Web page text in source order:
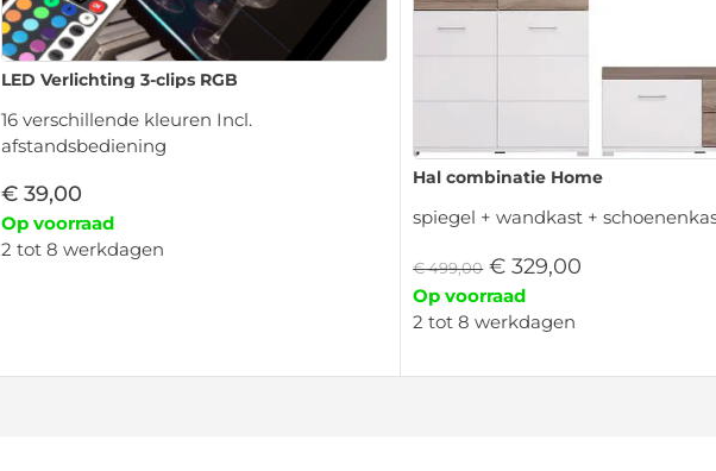
LED Verlichting 3-clips RGB
16 verschillende kleuren Incl.
afstandsbediening
€39,00
Op voorraad
2 tot 8 werkdagen
Hal combinatie Home
spiegel + wandkast +
€499,00 € 329,00
Op voorraad
2 tot 8 werkdagen